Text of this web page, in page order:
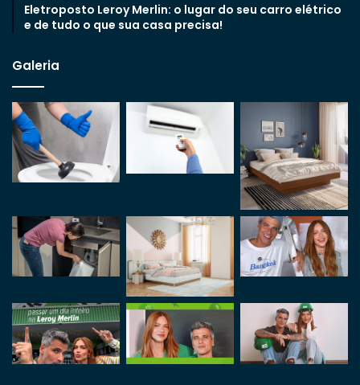
Eletroposto Leroy Merlin: o lugar do seu carro elétrico
e de tudo o que sua casa precisa!
Galeria